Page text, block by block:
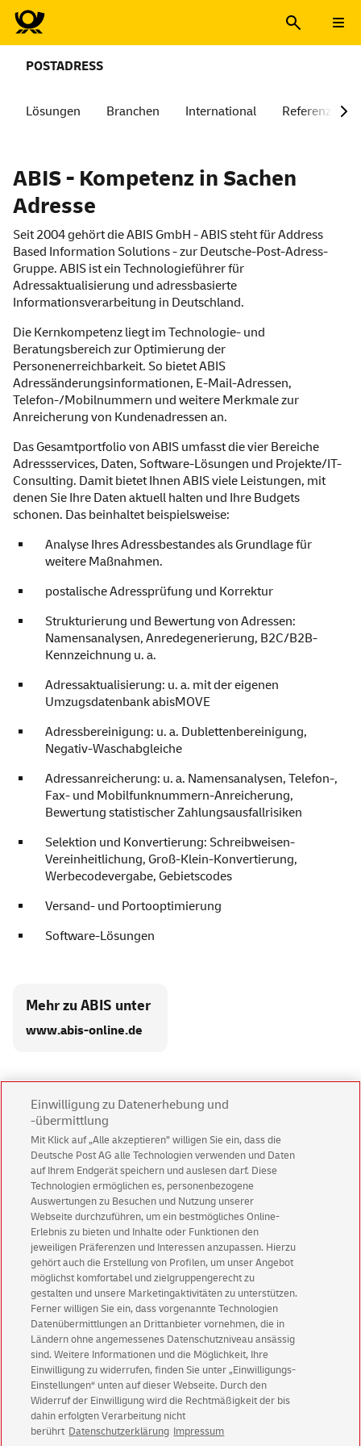
POSTADRESS
Lösungen Branchen International Referenzen
ABIS - Kompetenz in Sachen
Adresse
Seit 2004 gehört die ABIS GmbH - ABIS steht für Address
Based Information Solutions - zur Deutsche-Post-Adress-
Gruppe. ABIS ist ein Technologieführer für
Adressaktualisierung und adressbasierte
Informationsverarbeitung in Deutschland.
Die Kernkompetenz liegt im Technologie- und
Beratungsbereich zur Optimierung der
Personenerreichbarkeit. So bietet ABIS
Adressänderungsinformationen, E-Mail-Adressen,
Telefon-/Mobilnummern und weitere Merkmale zur
Anreicherung von Kundenadressen an.
Das Gesamtportfolio von ABIS umfasst die vier Bereiche
Adressservices, Daten, Software-Lösungen und Projekte/IT-
Consulting. Damit bietet Ihnen ABIS viele Leistungen, mit
denen Sie Ihre Daten aktuell halten und Ihre Budgets
schonen. Das beinhaltet beispielsweise:
Analyse Ihres Adressbestandes als Grundlage für
weitere Maßnahmen.
postalische Adressprüfung und Korrektur
Strukturierung und Bewertung von Adressen:
Namensanalysen, Anredegenerierung, B2C/B2B-
Kennzeichnung u. a.
Adressaktualisierung: u. a. mit der eigenen
Umzugsdatenbank abisMOVE
Adressbereinigung: u. a. Dublettenbereinigung,
Negativ-Waschabgleiche
Adressanreicherung: u. a. Namensanalysen, Telefon-,
Fax- und Mobilfunknummern-Anreicherung,
Bewertung statistischer Zahlungsausfallrisiken
Selektion und Konvertierung: Schreibweisen-
Vereinheitlichung, Groß-Klein-Konvertierung,
Werbecodevergabe, Gebietscodes
Versand- und Portooptimierung
Software-Lösungen
Mehr zu ABIS unter
www.abis-online.de
E-MailKontakt English version
Einwilligung zu Datenerhebung und
-übermittlung
Mit Klick auf „Alle akzeptieren” willigen Sie ein, dass die
Deutsche Post AG alle Technologien verwenden und Daten
auf Ihrem Endgerät speichern und auslesen darf. Diese
Technologien ermöglichen es, personenbezogene
Auswertungen zu Besuchen und Nutzung unserer
Webseite durchzuführen, um ein bestmögliches Online-
Erlebnis zu bieten und Inhalte oder Funktionen den
jeweiligen Präferenzen und Interessen anzupassen. Hierzu
gehört auch die Erstellung von Profilen, um unser Angebot
möglichst komfortabel und zielgruppengerecht zu
gestalten und unsere Marketingaktivitäten zu unterstützen.
Ferner willigen Sie ein, dass vorgenannte Technologien
Datenübermittlungen an Drittanbieter vornehmen, die in
Ländern ohne angemessenes Datenschutzniveau ansässig
sind. Weitere Informationen und die Möglichkeit, Ihre
Einwilligung zu widerrufen, finden Sie unter „Einwilligungs-
Einstellungen“ unten auf dieser Webseite. Durch den
Widerruf der Einwilligung wird die Rechtmäßigkeit der bis
dahin erfolgten Verarbeitung nicht
berührt Datenschutzerklärung Impressum